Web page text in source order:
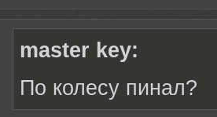
master key:
По колесу пинал?